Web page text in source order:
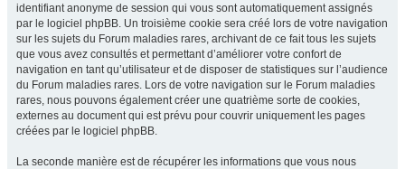
identifiant anonyme de session qui vous sont automatiquement assignés
par le logiciel phpBB. Un troisième cookie sera créé lors de votre navigation
sur les sujets du Forum maladies rares, archivant de ce fait tous les sujets
que vous avez consultés et permettant d’améliorer votre confort de
navigation en tant qu’utilisateur et de disposer de statistiques sur l’audience
du Forum maladies rares. Lors de votre navigation sur le Forum maladies
rares, nous pouvons également créer une quatrième sorte de cookies,
externes au document qui est prévu pour couvrir uniquement les pages
créées par le logiciel phpBB.
La seconde manière est de récupérer les informations que vous nous